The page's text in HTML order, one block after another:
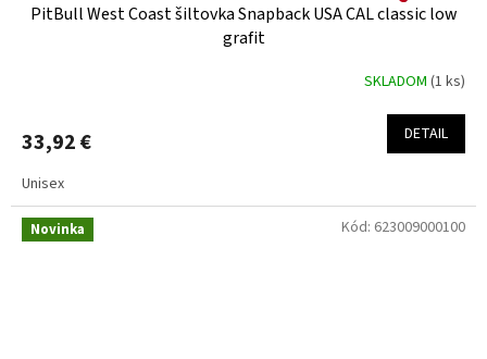
PitBull West Coast šiltovka Snapback USA CAL classic low
grafit
SKLADOM (1 ks)
33,92 € DETAIL
Unisex
Novinka Kód: 623009000100